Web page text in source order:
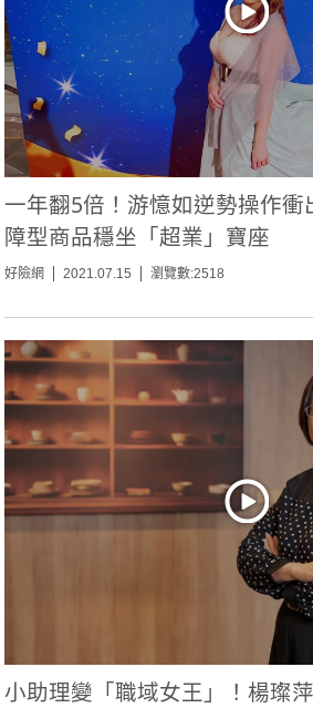
一年翻5倍！游憶如逆勢操作
障型商品穩坐「超業」寶座
好險網 2021.07.15 瀏覽數:2518
小助理變「職域女王」！楊璨